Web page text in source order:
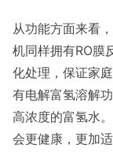
从功能方面来看
机同样拥有RO膜
化处理，保证家
有电解富氢溶解
高浓度的富氢水
会更健康，更加适